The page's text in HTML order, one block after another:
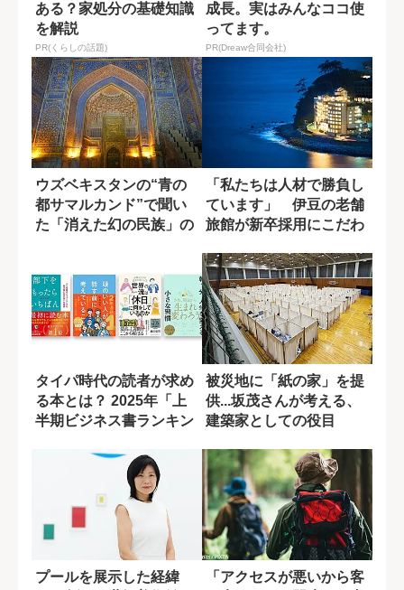
ある？家処分の基礎知識
を解説
PR(くらしの話題)
成長。実はみんなココ使
ってます。
PR(Dreaw合同会社)
ウズベキスタンの“青の
都サマルカンド”で聞い
た「消えた幻の民族」の
「私たちは人材で勝負し
ています」 伊豆の老舗
旅館が新卒採用にこだわ
タイパ時代の読者が求め
る本とは？ 2025年「上
半期ビジネス書ランキン
被災地に「紙の家」を提
供...坂茂さんが考える、
建築家としての役目
プールを展示した経緯
「アクセスが悪いから客